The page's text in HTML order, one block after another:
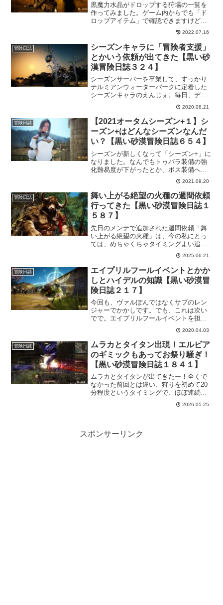
黒魔力水晶がドロップする狩場の一覧を
作ってみました。ゲーム内からでも「ド
ロップアイテム」で確認できますけど、
こういった一覧があると便利かなと思っ
て。もちろん真Ⅴアクセのためです！時
間はかかるけど確実に失敗せずに真Ⅴア
クセだから張り切っていかねば！！
2022.07.16
冒険日誌
シーズンキャラに「冒険者支援」
とかいう依頼が出てきた【黒い砂
漠冒険日誌３２４】
シーズンサーバーを卒業して、すっかり
テルミアンウォーターパークに定着した
シーズンキャラのえんじぇ。毎日、デイ
リーの繰り返しと暑苦しいトゥバラ装備
を着こなして頑張ってくれてます。なの
で、たまには違うところに行ってみよう
とヤミヤミを呼び出したら、「冒険者支
援」って依頼が出てきたので、とりあえ
ず進めてみることにしました。
2020.08.21
冒険日誌
【2021オータムシーズン+１】シ
ーズン+はどんなシーズンなんだ
い？【黒い砂漠冒険日誌６５４】
シーズンが新しくなって「シーズン+」に
なりました。なんでもトゥバラ装備の強
化難易度が下がったとか、ボス装備への
交換が1種類ではなく7種類になったと
か。ワクワクする内容盛りだくさんなの
で、今回のシーズンも楽しく遊べそうで
す。
2021.09.20
冒険日誌
舞い上がる絶望の火種の週間依頼
行ってきた【黒い砂漠冒険日誌１
５８７】
先日のメンテで追加された週間依頼「舞
い上がる絶望の火種」は、今の私にとっ
ては、めちゃくちゃタイミングよい追加
だったの、喜んで行ってきました！火種
集めは苦労するので、こういった追加依
頼があると助かります。そして、トゥー
ロ族討伐時の対策も考え直さないといけ
ないなと真剣に思いました。
2025.06.21
冒険日誌
エイプリルフールイベントとかか
しとハイデルの知識【黒い砂漠冒
険日誌２１７】
今回も、ヴァルぽんではなくサブのレン
ジャーでかかしです。でも、これは次い
でで。エイプリルフールイベントを担当
してもらおうと派遣しましたｗ途中ハイ
デルで取りにくいかな？と思ってた知識
もあっさり取れたので、気分良くかかし
放置中となっておりますｗ
2020.04.03
冒険日誌
ムラカとタイタン出現！エルビア
のギミックもあってお祭り騒ぎ！
【黒い砂漠冒険日誌１８４１】
ムラカとタイタンが出てきたー！全くで
なかった前回とは違い、狩りを初めて20
分程度というタイミングで、ほぼ連続で
出現。この差は一体…とか思いつつも嬉
しいのでしっかり討伐しておきました。
2026.05.25
スポンサーリンク